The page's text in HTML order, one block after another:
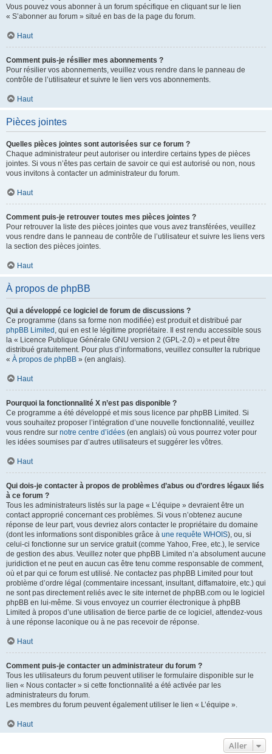
Vous pouvez vous abonner à un forum spécifique en cliquant sur le lien
« S’abonner au forum » situé en bas de la page du forum.
Haut
Comment puis-je résilier mes abonnements ?
Pour résilier vos abonnements, veuillez vous rendre dans le panneau de
contrôle de l’utilisateur et suivre le lien vers vos abonnements.
Haut
Pièces jointes
Quelles pièces jointes sont autorisées sur ce forum ?
Chaque administrateur peut autoriser ou interdire certains types de pièces
jointes. Si vous n’êtes pas certain de savoir ce qui est autorisé ou non, nous
vous invitons à contacter un administrateur du forum.
Haut
Comment puis-je retrouver toutes mes pièces jointes ?
Pour retrouver la liste des pièces jointes que vous avez transférées, veuillez
vous rendre dans le panneau de contrôle de l’utilisateur et suivre les liens vers
la section des pièces jointes.
Haut
À propos de phpBB
Qui a développé ce logiciel de forum de discussions ?
Ce programme (dans sa forme non modifiée) est produit et distribué par
phpBB Limited , qui en est le légitime propriétaire. Il est rendu accessible sous
la « Licence Publique Générale GNU version 2 (GPL-2.0) » et peut être
distribué gratuitement. Pour plus d’informations, veuillez consulter la rubrique
« À propos de phpBB » (en anglais).
Haut
Pourquoi la fonctionnalité X n’est pas disponible ?
Ce programme a été développé et mis sous licence par phpBB Limited. Si
vous souhaitez proposer l’intégration d’une nouvelle fonctionnalité, veuillez
vous rendre sur notre centre d’idées (en anglais) où vous pourrez voter pour
les idées soumises par d’autres utilisateurs et suggérer les vôtres.
Haut
Qui dois-je contacter à propos de problèmes d’abus ou d’ordres légaux liés
à ce forum ?
Tous les administrateurs listés sur la page « L’équipe » devraient être un
contact approprié concernant ces problèmes. Si vous n’obtenez aucune
réponse de leur part, vous devriez alors contacter le propriétaire du domaine
(dont les informations sont disponibles grâce à une requête WHOIS), ou, si
celui-ci fonctionne sur un service gratuit (comme Yahoo, Free, etc.), le service
de gestion des abus. Veuillez noter que phpBB Limited n’a absolument aucune
juridiction et ne peut en aucun cas être tenu comme responsable de comment,
où et par qui ce forum est utilisé. Ne contactez pas phpBB Limited pour tout
problème d’ordre légal (commentaire incessant, insultant, diffamatoire, etc.) qui
ne sont pas directement reliés avec le site internet de phpBB.com ou le logiciel
phpBB en lui-même. Si vous envoyez un courrier électronique à phpBB
Limited à propos d’une utilisation de tierce partie de ce logiciel, attendez-vous
à une réponse laconique ou à ne pas recevoir de réponse.
Haut
Comment puis-je contacter un administrateur du forum ?
Tous les utilisateurs du forum peuvent utiliser le formulaire disponible sur le
lien « Nous contacter » si cette fonctionnalité a été activée par les
administrateurs du forum.
Les membres du forum peuvent également utiliser le lien « L’équipe ».
Haut
Aller